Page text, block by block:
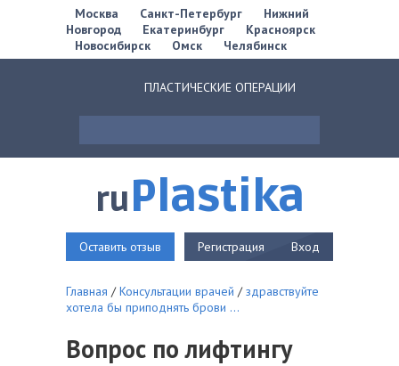
Москва Санкт-Петербург
Нижний
Новгород
Екатеринбург
Красноярск
Новосибирск
Омск Челябинск
ПЛАСТИЧЕСКИЕ ОПЕРАЦИИ
ruPlastika
Оставить отзыв Регистрация Вход
Главная /Консультации врачей /здравствуйте
хотела бы приподнять брови ...
Вопрос по лифтингу